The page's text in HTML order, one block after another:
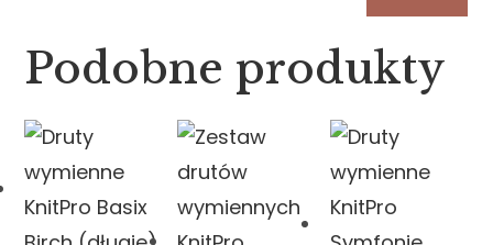
Podobne produkty